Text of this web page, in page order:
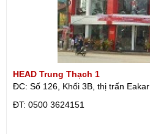
HEAD Trung Thạch 1
ĐC: Số 126, Khối 3B, thị trấn Eakar
ÐT: 0500 3624151